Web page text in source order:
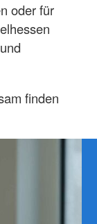
oder für
finden